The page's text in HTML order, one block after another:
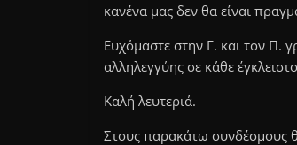
κανένα μας δεν θα είναι
Ευχόμαστε στην Γ. και τον Π.
αλληλεγγύης σε κάθε
Καλή λευτεριά.
Στους παρακάτω συνδέσμους